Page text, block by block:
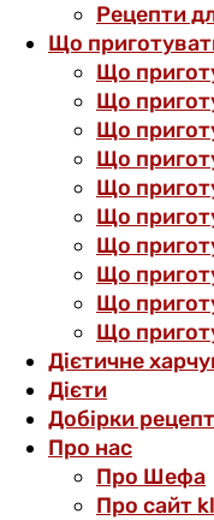
Рецепти
Що
Що
Що
Що
Що
Що
Що
Що
Що
Що
Що
Дієтичне
Дієти
Добірки
Про нас
Про Шефа
Про сайт